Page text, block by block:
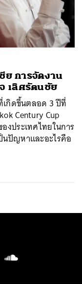
ย การจัดงาน
เลิศรัตนชัย
เกิดขึ้นตลอด 3 ปีที่
Century Cup
ประเทศไทยในการ
นปัญหาและอะไรคือ